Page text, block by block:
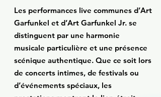
Les performances live communes d’Art
Garfunkel et d’Art Garfunkel Jr. se
distinguent par une harmonie
musicale particulière et une présence
scénique authentique. Que ce soit lors
de concerts intimes, de festivals ou
d’événements spéciaux, les